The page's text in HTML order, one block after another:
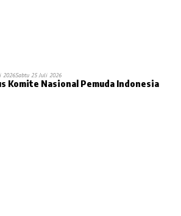
2026Sabtu 25 Juli 2026
Komite Nasional Pemuda Indonesia